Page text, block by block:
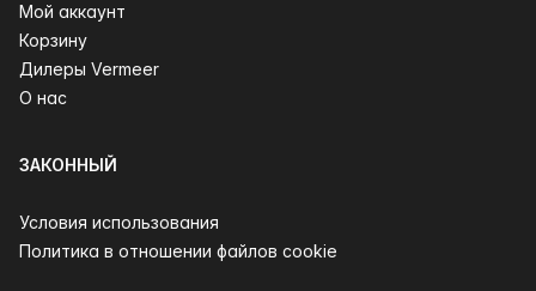
Мой аккаунт
Корзину
Дилеры Vermeer
О нас
ЗАКОННЫЙ
Условия использования
Политика в отношении файлов cookie